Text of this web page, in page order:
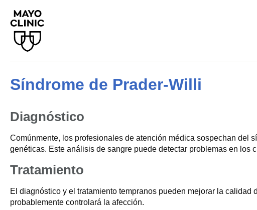
Síndrome de Prader-Willi
Diagnóstico
Comúnmente, los profesionales de atención médica sospechan del
genéticas. Este análisis de sangre puede detectar problemas en
Tratamiento
El diagnóstico y el tratamiento tempranos pueden mejorar la
probablemente controlará la afección.